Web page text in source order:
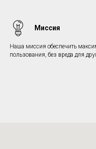
Миссия
Наша миссия обеспечить
пользования, без вреда для